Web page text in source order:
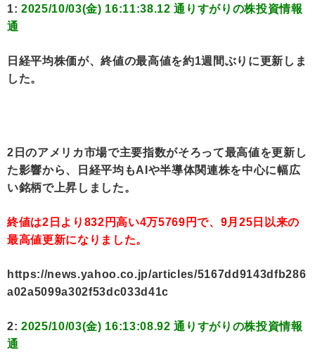
1: 2025/10/03(金) 16:11:38.12 通りすがりの株投資情報
通
日経平均株価が、終値の最高値を約1週間ぶりに更新しま
した。
2日のアメリカ市場で主要指数がそろって最高値を更新し
た影響から、日経平均もAIや半導体関連株を中心に幅広
い銘柄で上昇しました。
終値は2日より832円高い4万5769円で、9月25日以来の
最高値更新になりました。
https://news.yahoo.co.jp/articles/5167dd9143dfb286
a02a5099a302f53dc033d41c
2: 2025/10/03(金) 16:13:08.92 通りすがりの株投資情報
通